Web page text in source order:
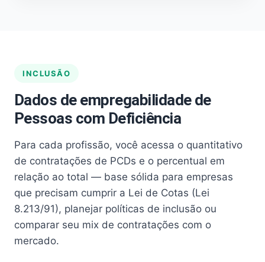
INCLUSÃO
Dados de empregabilidade de
Pessoas com Deficiência
Para cada profissão, você acessa o quantitativo
de contratações de PCDs e o percentual em
relação ao total — base sólida para empresas
que precisam cumprir a Lei de Cotas (Lei
8.213/91), planejar políticas de inclusão ou
comparar seu mix de contratações com o
mercado.